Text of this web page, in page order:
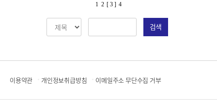
1 2 [ 3 ] 4
검색
이용약관 개인정보취급방침 이메일주소 무단수집 거부